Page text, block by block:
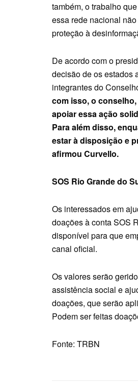
também, o trabalho
essa rede nacional
proteção à
De acordo com o
decisão de os estados
integrantes do
com isso, o
apoiar essa ação
Para além disso,
estar à disposição e
afirmou Curvello.
SOS Rio Grande do
Os interessados em
doações à conta SOS
disponível para que
canal oficial.
Os valores serão
assistência social e
doações, que serão
Podem ser feitas
Fonte: TRBN